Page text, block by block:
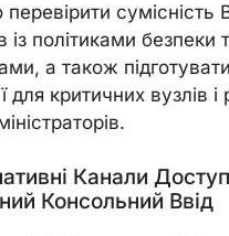
перевірити сумісність
із політиками безпеки
а також
для критичних вузлів і
Канали
Консольний Ввід